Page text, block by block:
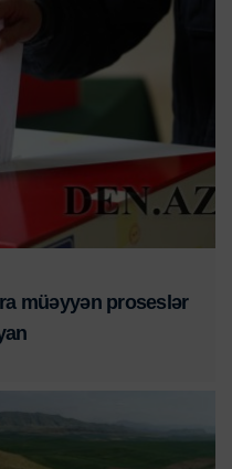
müəyyən proseslər